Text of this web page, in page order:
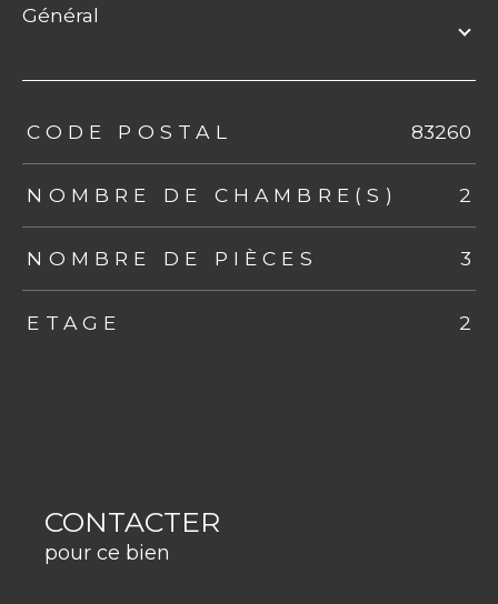
général
TRAD_ZEPHYR_Caracteristique TRAD_ZEPHYR_Valeurs
CODE POSTAL 83260
NOMBRE DE CHAMBRE(S) 2
NOMBRE DE PIÈCES 3
ETAGE 2
CONTACTER
pour ce bien